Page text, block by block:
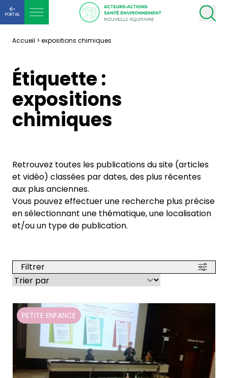
PORTAIL
Accueil > expositions chimiques
Étiquette :
expositions
chimiques
Retrouvez toutes les publications du site (articles
et vidéo) classées par dates, des plus récentes
aux plus anciennes.
Vous pouvez effectuer une recherche plus précise
en sélectionnant une thématique, une localisation
et/ou un type de publication.
Filtrer
PETITE ENFANCE